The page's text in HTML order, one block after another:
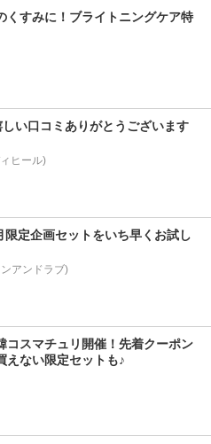
くすみに！ブライトニングケア特
い口コミありがとうございます
ヒール)
限定企画セットをいち早くお試し
アンドラブ)
コスマチュリ開催！先着クーポン
えない限定セットも♪